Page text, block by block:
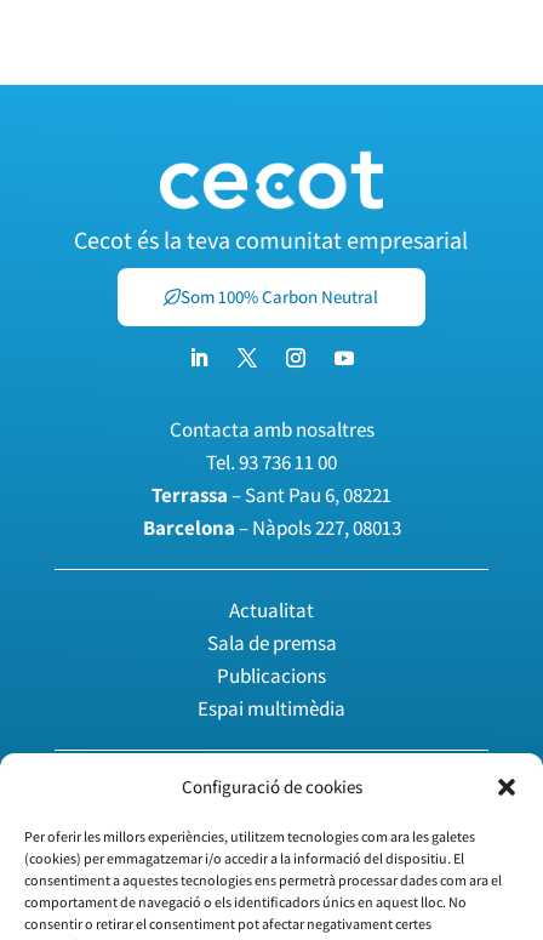
Configuració de cookies
Per oferir les millors experiències, utilitzem tecnologies com ara les galetes
(cookies) per emmagatzemar i/o accedir a la informació del dispositiu. El
consentiment a aquestes tecnologies ens permetrà processar dades com ara el
comportament de navegació o els identificadors únics en aquest lloc. No
consentir o retirar el consentiment pot afectar negativament certes
Cecot és la teva comunitat empresarial
Som 100% Carbon Neutral
Contacta amb nosaltres
Tel.93 736 11 00
Terrassa– Sant Pau 6, 08221
Barcelona– Nàpols 227, 08013
Actualitat
Sala de premsa
Publicacions
Espai multimèdia
Agenda
Treballa amb nosaltres
Vull associar-me